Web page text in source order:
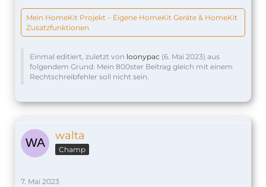
Mein HomeKit Projekt – Eigene HomeKit Geräte & HomeKit
Zusatzfunktionen
Einmal editiert, zuletzt von loonypac (6. Mai 2023) aus
folgendem Grund: Mein 800ster Beitrag gleich mit einem
Rechtschreibfehler soll nicht sein.
walta
Champ
7. Mai 2023